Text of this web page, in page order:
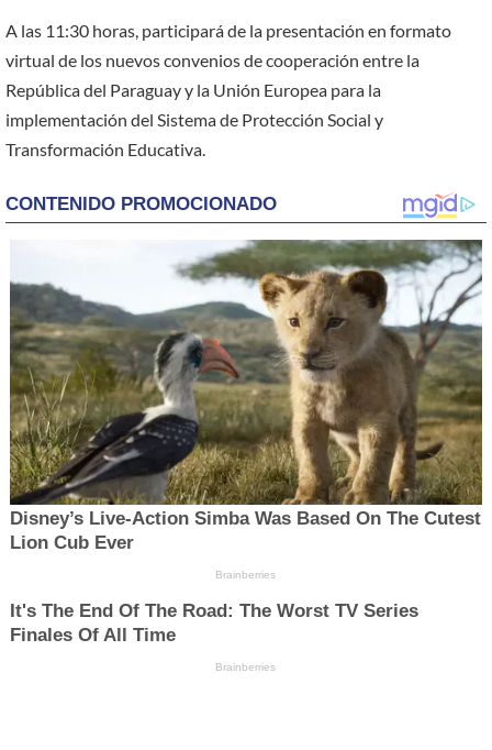
A las 11:30 horas, participará de la presentación en formato
virtual de los nuevos convenios de cooperación entre la
República del Paraguay y la Unión Europea para la
implementación del Sistema de Protección Social y
Transformación Educativa.